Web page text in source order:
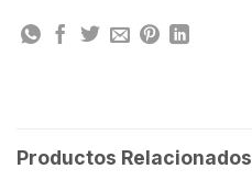
Productos Relacionados